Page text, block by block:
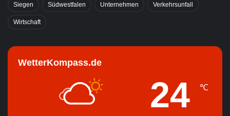
Siegen Südwestfalen Unternehmen Verkehrsunfall
Wirtschaft
WetterKompass.de
24 ℃